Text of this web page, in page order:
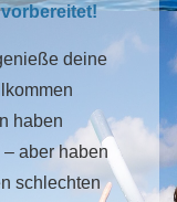
deine
haben
– aber haben
schlechten